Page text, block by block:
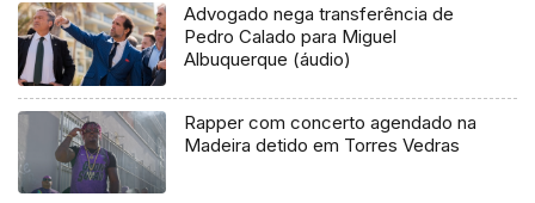
Advogado nega transferência de
Pedro Calado para Miguel
Albuquerque (áudio)
Rapper com concerto agendado na
Madeira detido em Torres Vedras